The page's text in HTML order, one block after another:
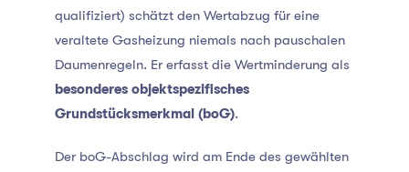
qualifiziert) schätzt den Wertabzug für eine
veraltete Gasheizung niemals nach pauschalen
Daumenregeln. Er erfasst die Wertminderung als
besonderes objektspezifisches
Grundstücksmerkmal (boG).
Der boG-Abschlag wird am Ende des gewählten